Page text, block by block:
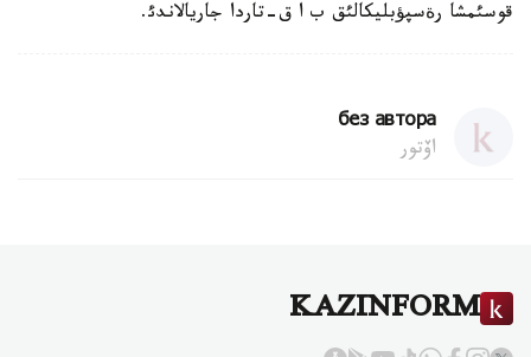
قوسئمشا رةسپؤبليكالئق ب ا ق-تاردا جاريالاندئ.
без автора
اۆتور
KAZINFORM